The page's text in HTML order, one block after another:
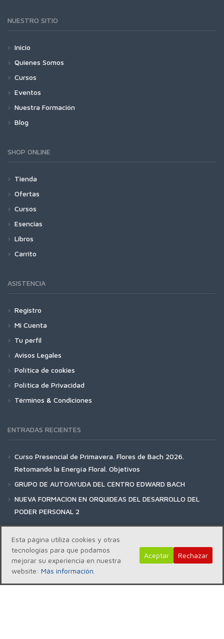
NUESTRO SITIO
Inicio
Quienes Somos
Cursos
Eventos
Nuestra Formación
Blog
SHOP ONLINE
Tienda
Ofertas
Cursos
Esencias
Libros
Carrito
ASISTENCIA
Registro
Mi Cuenta
Tu perfil
Avisos Legales
Política de cookies
Política de Privacidad
Términos & Condiciones
ENTRADAS RECIENTES
Curso Presencial de Primavera. Flores de Bach 2026.
Retomando la Energía Floral. Objetivos
GRUPO DE AUTOAYUDA DEL CENTRO EDWARD BACH
NUEVA FORMACION EN ORQUIDEAS DEL DESARROLLO DEL
PODER PERSONAL 2
Copyright | Centro Edward Bach © 2018
Esta página utiliza cookies y otras
tecnologías para que podamos
mejorar su experiencia en nuestra
website: Más información.
Aceptar Rechazar